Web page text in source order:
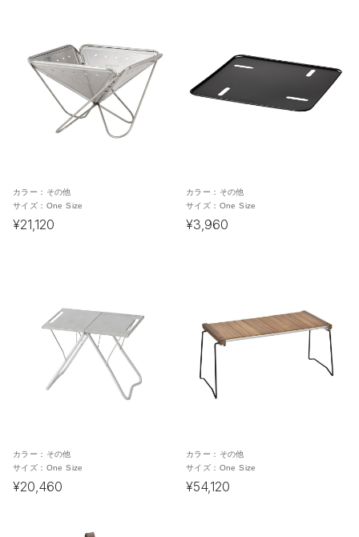
カラー： その他
サイズ： One Size
¥21,120
カラー： その他
サイズ： One Size
¥3,960
カラー： その他
サイズ： One Size
¥20,460
カラー： その他
サイズ： One Size
¥54,120